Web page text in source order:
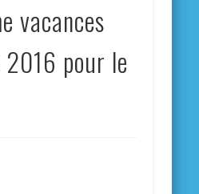
vacances
2016 pour le